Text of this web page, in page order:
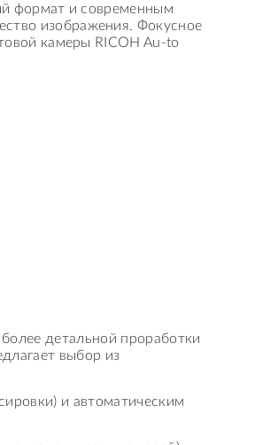
формат и современным
изображения. Фокусное
камеры RICOH Au-to
детальной проработки
выбор из
и автоматическим